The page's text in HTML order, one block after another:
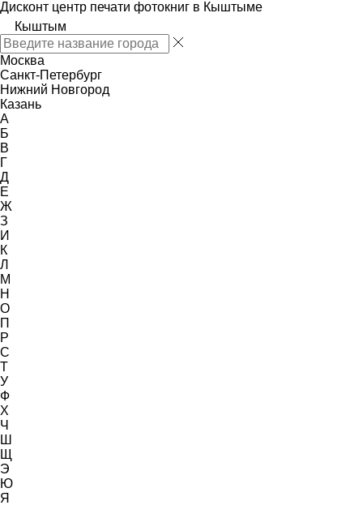
Дисконт центр печати фотокниг в Кыштыме
Кыштым
Москва
Санкт-Петербург
Нижний Новгород
Казань
А
Б
В
Г
Д
Е
Ж
З
И
К
Л
М
Н
О
П
Р
С
Т
У
Ф
Х
Ч
Ш
Щ
Э
Ю
Я